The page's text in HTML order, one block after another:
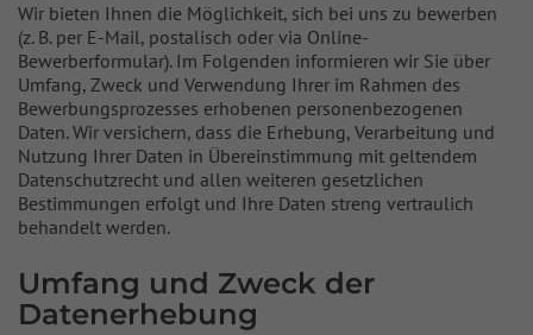
Wir bieten Ihnen die Möglichkeit, sich bei uns zu bewerben
(z. B. per E-Mail, postalisch oder via Online-
Bewerberformular). Im Folgenden informieren wir Sie über
Umfang, Zweck und Verwendung Ihrer im Rahmen des
Bewerbungsprozesses erhobenen personenbezogenen
Daten. Wir versichern, dass die Erhebung, Verarbeitung und
Nutzung Ihrer Daten in Übereinstimmung mit geltendem
Datenschutzrecht und allen weiteren gesetzlichen
Bestimmungen erfolgt und Ihre Daten streng vertraulich
behandelt werden.
Umfang und Zweck der
Datenerhebung